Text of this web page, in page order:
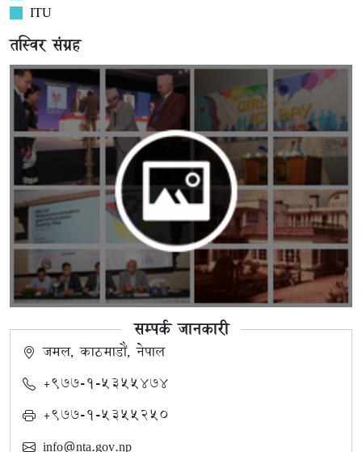
ITU
तस्विर संग्रह
सम्पर्क जानकारी
जमल, काठमाडौं, नेपाल
+९७७-१-५३५५४७४
+९७७-१-५३५५२५०
info@nta.gov.np